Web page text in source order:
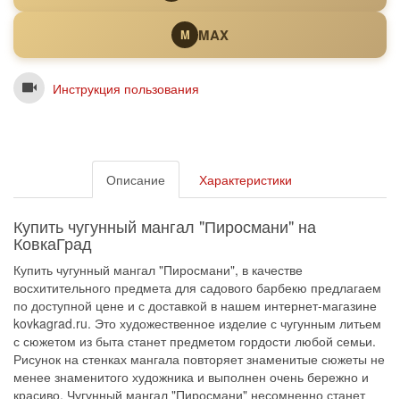
M MAX
Инструкция пользования
Описание Характеристики
Купить чугунный мангал "Пиросмани" на
КовкаГрад
Купить чугунный мангал "Пиросмани", в качестве
восхитительного предмета для садового барбекю предлагаем
по доступной цене и с доставкой в нашем интернет-магазине
kovkagrad.ru. Это художественное изделие с чугунным литьем
с сюжетом из быта станет предметом гордости любой семьи.
Рисунок на стенках мангала повторяет знаменитые сюжеты не
менее знаменитого художника и выполнен очень бережно и
красиво. Чугунный мангал "Пиросмани" несомненно станет